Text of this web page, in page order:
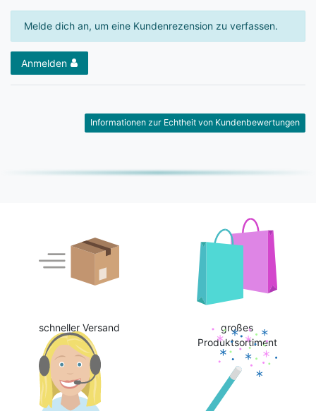
Melde dich an, um eine Kundenrezension zu verfassen.
Anmelden
Informationen zur Echtheit von Kundenbewertungen
schneller Versand
großes
Produktsortiment